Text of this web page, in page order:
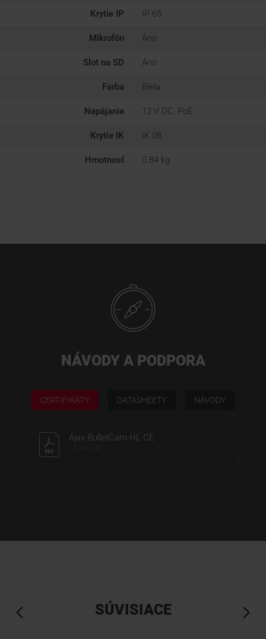
Krytie IP IP 65
Mikrofón Áno
Slot na SD Áno
Farba Biela
Napájanie 12 V DC, PoE
Krytie IK IK 08
Hmotnosť 0.84 kg
NÁVODY A PODPORA
CERTIFIKÁTY DATASHEETY NÁVODY
Ajax BulletCam HL CE
SÚVISIACE